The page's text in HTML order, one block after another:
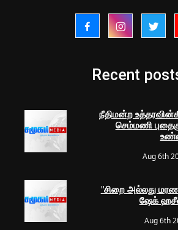
Recent
நீதிமன்ற
செம்மணி
Aug 6th
"சிறை அல்லது
ஷேக்
Aug 6th